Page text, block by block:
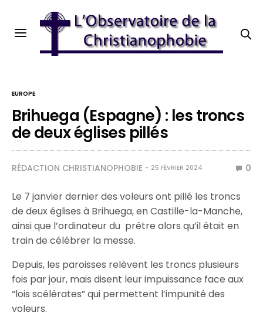
EUROPE
Brihuega (Espagne) : les troncs
de deux églises pillés
RÉDACTION CHRISTIANOPHOBIE 25 FÉVRIER 2024 0
Le 7 janvier dernier des voleurs ont pillé les troncs
de deux églises à Brihuega, en Castille-la-Manche,
ainsi que l’ordinateur du prêtre alors qu’il était en
train de célébrer la messe.
Depuis, les paroisses relèvent les troncs plusieurs
fois par jour, mais disent leur impuissance face aux
“lois scélérates” qui permettent l’impunité des
voleurs.